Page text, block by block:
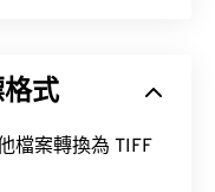
式
轉換為 TIFF